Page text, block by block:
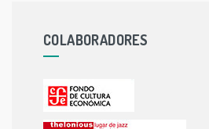
COLABORADORES